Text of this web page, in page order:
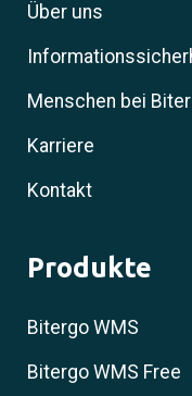
Über uns
Menschen bei
Karriere
Kontakt
Produkte
Bitergo WMS
Bitergo WMS Free